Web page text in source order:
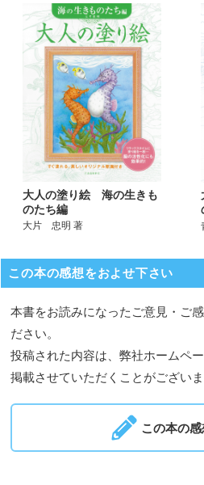
大人の塗り絵 海の生きも
のたち編
大片 忠明 著
この本の感想をおよせ下さい
本書をお読みになったご意見・ご
ださい。
投稿された内容は、弊社ホームペ
掲載させていただくことがございま
この本の感